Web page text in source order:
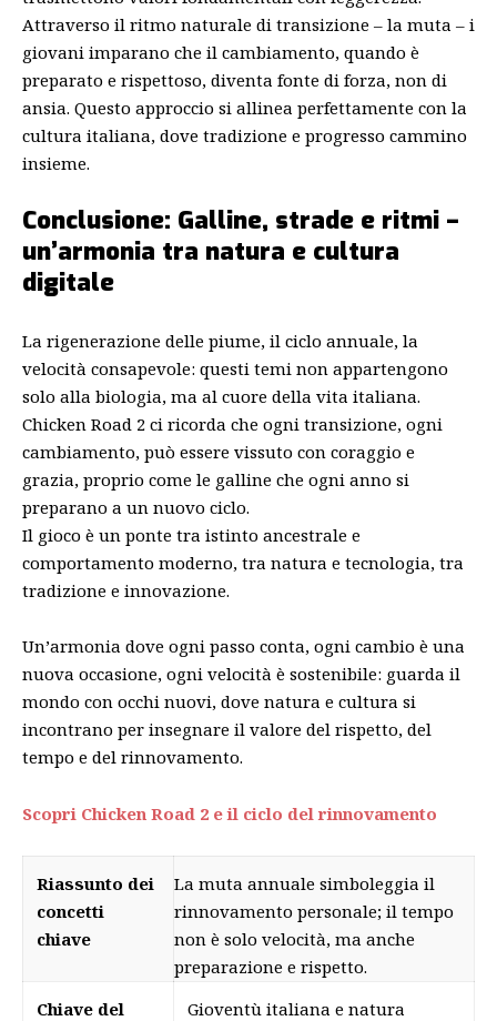
Attraverso il ritmo naturale di transizione – la muta – i
giovani imparano che il cambiamento, quando è
preparato e rispettoso, diventa fonte di forza, non di
ansia. Questo approccio si allinea perfettamente con la
cultura italiana, dove tradizione e progresso cammino
insieme.
Conclusione: Galline, strade e ritmi –
un’armonia tra natura e cultura
digitale
La rigenerazione delle piume, il ciclo annuale, la
velocità consapevole: questi temi non appartengono
solo alla biologia, ma al cuore della vita italiana.
Chicken Road 2 ci ricorda che ogni transizione, ogni
cambiamento, può essere vissuto con coraggio e
grazia, proprio come le galline che ogni anno si
preparano a un nuovo ciclo.
Il gioco è un ponte tra istinto ancestrale e
comportamento moderno, tra natura e tecnologia, tra
tradizione e innovazione.
Un’armonia dove ogni passo conta, ogni cambio è una
nuova occasione, ogni velocità è sostenibile: guarda il
mondo con occhi nuovi, dove natura e cultura si
incontrano per insegnare il valore del rispetto, del
tempo e del rinnovamento.
Scopri Chicken Road 2 e il ciclo del rinnovamento
Riassunto dei
concetti
chiave
La muta annuale simboleggia il
rinnovamento personale; il tempo
non è solo velocità, ma anche
preparazione e rispetto.
Chiave del
Gioventù italiana e natura